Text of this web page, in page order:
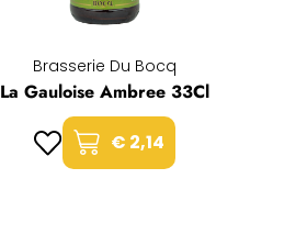
Brasserie Du Bocq
La Gauloise Ambree 33Cl
€ 2,14